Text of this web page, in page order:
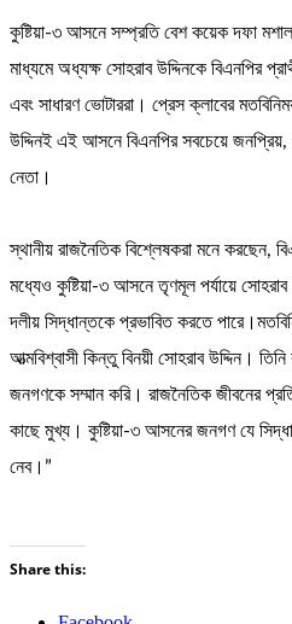
কুষ্টিয়া-৩ আসনে সম্প্রতি বেশ কয়েক দফা
মাধ্যমে অধ্যক্ষ সোহরাব উদ্দিনকে বিএনপির
এবং সাধারণ ভোটাররা। প্রেস ক্লাবের
উদ্দিনই এই আসনে বিএনপির সবচেয়ে
নেতা।
স্থানীয় রাজনৈতিক বিশ্লেষকরা মনে করছেন,
মধ্যেও কুষ্টিয়া-৩ আসনে তৃণমূল পর্যায়ে সোহরাব
দলীয় সিদ্ধান্তকে প্রভাবিত করতে
আত্মবিশ্বাসী কিন্তু বিনয়ী সোহরাব উদ্দিন।
জনগণকে সম্মান করি। রাজনৈতিক জীবনের
কাছে মুখ্য। কুষ্টিয়া-৩ আসনের জনগণ যে
নেব।”
Share this: